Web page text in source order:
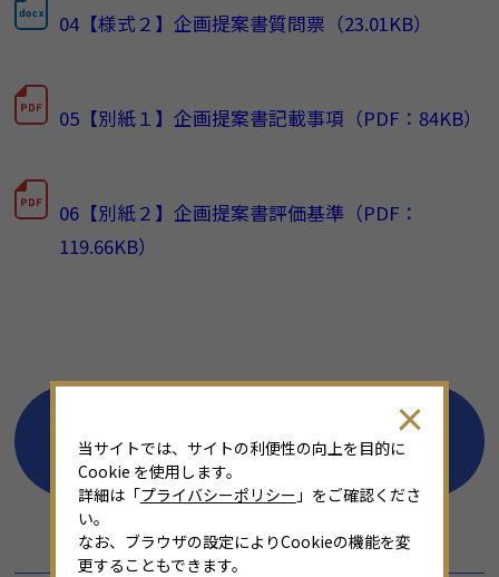
04【様式２】企画提案書質問票（23.01KB）
05【別紙１】企画提案書記載事項（PDF：84KB）
06【別紙２】企画提案書評価基準（PDF：
119.66KB）
一覧に戻る
SPONSOR
当サイトでは、サイトの利便性の向上を目的に
Cookie を使用します。
詳細は「プライバシーポリシー 」をご確認くださ
い。
なお、ブラウザの設定によりCookieの機能を変
更することもできます。